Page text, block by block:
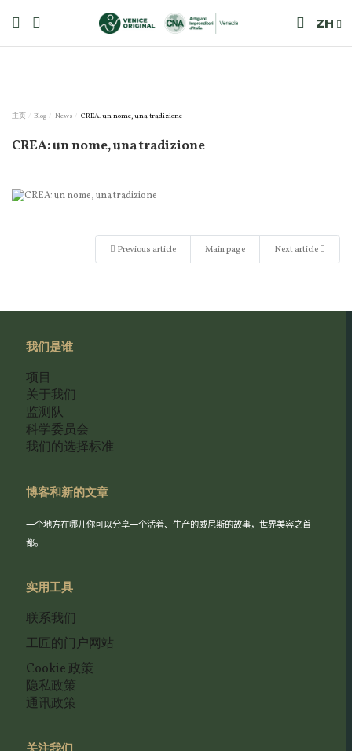
ZH
主页 Blog News CREA: un nome, una tradizione
CREA: un nome, una tradizione
Previous article Main page Next article
我们是谁
项目
关于我们
监测队
科学委员会
我们的选择标准
博客和新的文章
一个地方在哪儿你可以分享一个活着、生产的威尼斯的故事，世界美容之首
都。
实用工具
联系我们
工匠的门户网站
Cookie 政策
隐私政策
通讯政策